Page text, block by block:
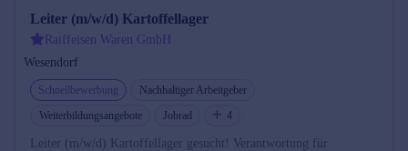
Leiter (m/w/d) Kartoffellager
Raiffeisen Waren GmbH
Wesendorf
Schnellbewerbung
Nachhaltiger Arbeitgeber
Weiterbildungsangebote
Jobrad 4
Leiter (m/w/d) Kartoffellager gesucht! Verantwortung für